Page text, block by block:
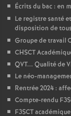
Écrits du bac : en
Le registre santé
disposition de
Groupe de travail
CHSCT
QVT... Qualité de
Le néo-
Rentrée 2024 :
Compte-rendu
F3SCT